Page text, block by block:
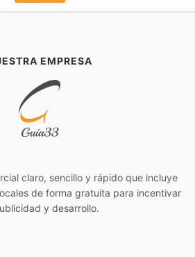
EMPRESA
claro, sencillo y rápido que incluye
de forma gratuita para incentivar
y desarrollo.